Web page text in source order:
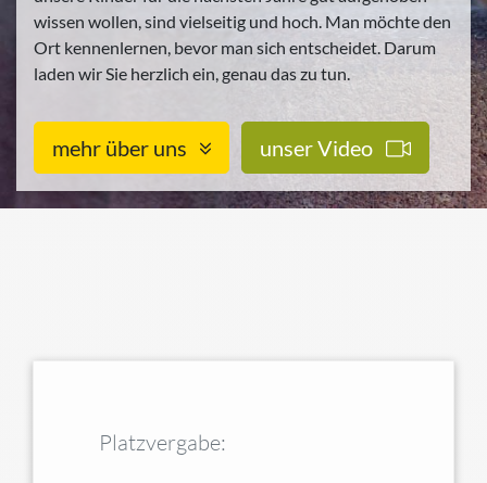
wissen wollen, sind vielseitig und hoch. Man möchte den
Ort kennenlernen, bevor man sich entscheidet. Darum
laden wir Sie herzlich ein, genau das zu tun.
mehr über uns unser Video
Platzvergabe: